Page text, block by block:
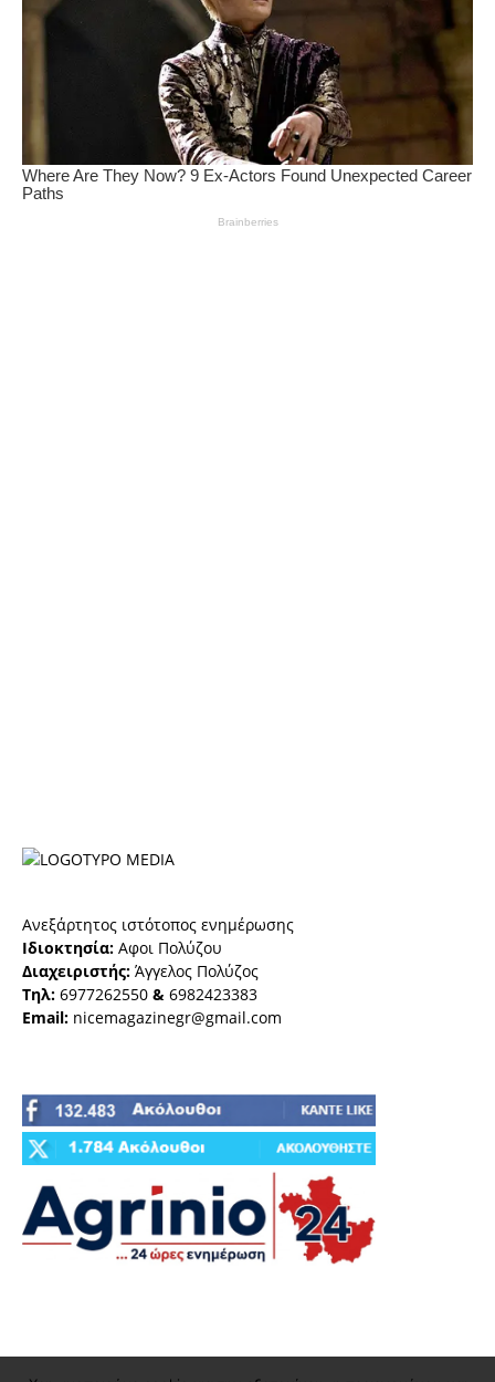
Ανεξάρτητος ιστότοπος ενημέρωσης
Ιδιοκτησία: Αφοι Πολύζου
Διαχειριστής: Άγγελος Πολύζος
Τηλ: 6977262550 & 6982423383
Email: nicemagazinegr@gmail.com